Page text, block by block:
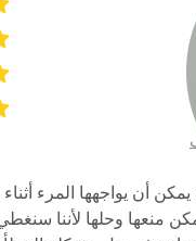
أن يواجهها المرء أثناء
منعها وحلها لأننا